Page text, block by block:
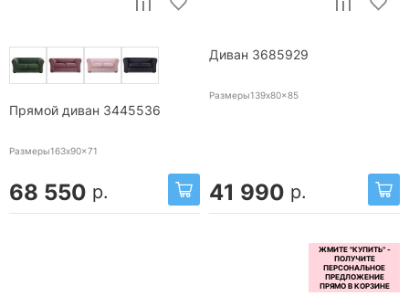
Прямой диван 3445536
Размеры163x90x71
68 550 р.
Диван 3685929
Размеры139x80x85
41 990 р.